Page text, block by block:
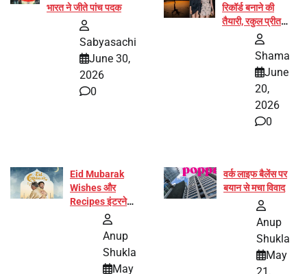
भारत ने जीते पांच पदक
Sabyasachi
June 30,
2026
0
रिकॉर्ड बनाने की
तैयारी, रकुल प्रीत
और प्रज्ञा जायसवाल
Shama
June
20,
2026
0
Eid Mubarak
Wishes और
Recipes इंटरनेट
पर हुईं वायरल
Anup
Shukla
May
वर्क लाइफ बैलेंस पर
बयान से मचा विवाद
Anup
Shukla
May
21,